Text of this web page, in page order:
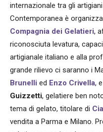
internazionale tra gli
Contemporanea è
Compagnia dei Gelatieri,
riconosciuta levatura,
artigianale italiano e alla
grande rilievo ci saranno i
Brunelli ed Enzo Crivella,
Guizzetti, gelatiere ben
tema di gelato, titolare di
vendita a Parma e Milano.